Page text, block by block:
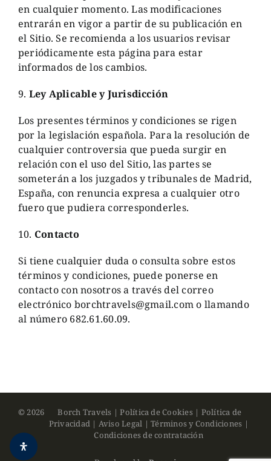
en cualquier momento. Las modificaciones
entrarán en vigor a partir de su publicación en
el Sitio. Se recomienda a los usuarios revisar
periódicamente esta página para estar
informados de los cambios.
9. Ley Aplicable y Jurisdicción
Los presentes términos y condiciones se rigen
por la legislación española. Para la resolución de
cualquier controversia que pueda surgir en
relación con el uso del Sitio, las partes se
someterán a los juzgados y tribunales de Madrid,
España, con renuncia expresa a cualquier otro
fuero que pudiera corresponderles.
10. Contacto
Si tiene cualquier duda o consulta sobre estos
términos y condiciones, puede ponerse en
contacto con nosotros a través del correo
electrónico borchtravels@gmail.com o llamando
al número 682.61.60.09.
©2026 Borch Travels |Política de Cookies| Política de
Privacidad | Aviso Legal |Términos y Condiciones |
Condiciones de contratación